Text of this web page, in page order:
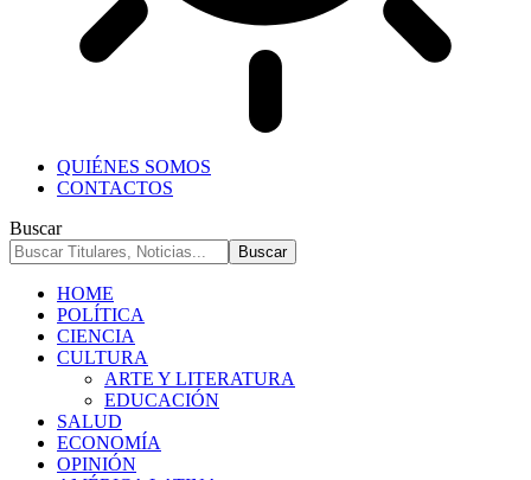
QUIÉNES SOMOS
CONTACTOS
Buscar
HOME
POLÍTICA
CIENCIA
CULTURA
ARTE Y LITERATURA
EDUCACIÓN
SALUD
ECONOMÍA
OPINIÓN